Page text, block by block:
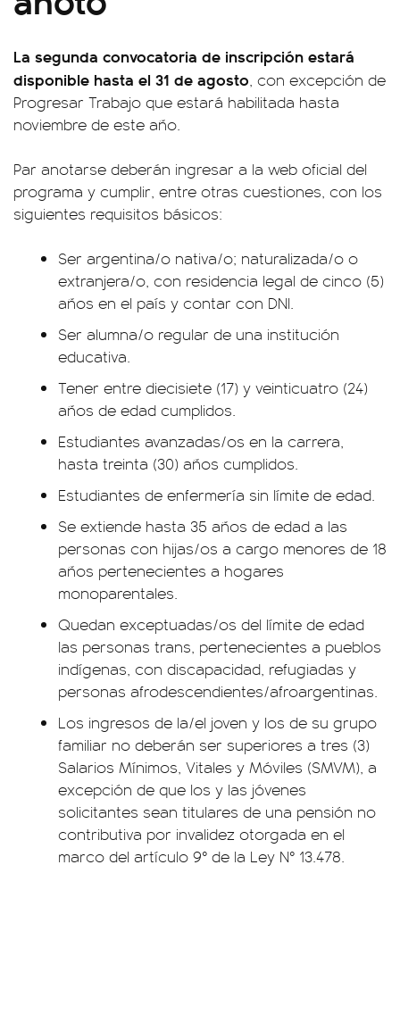
La segunda convocatoria de inscripción estará
disponible hasta el 31 de agosto, con excepción de
Progresar Trabajo que estará habilitada hasta
noviembre de este año.
Par anotarse deberán ingresar a la web oficial del
programa y cumplir, entre otras cuestiones, con los
siguientes requisitos básicos:
Ser argentina/o nativa/o; naturalizada/o o
extranjera/o, con residencia legal de cinco (5)
años en el país y contar con DNI.
Ser alumna/o regular de una institución
educativa.
Tener entre diecisiete (17) y veinticuatro (24)
años de edad cumplidos.
Estudiantes avanzadas/os en la carrera,
hasta treinta (30) años cumplidos.
Estudiantes de enfermería sin límite de edad.
Se extiende hasta 35 años de edad a las
personas con hijas/os a cargo menores de 18
años pertenecientes a hogares
monoparentales.
Quedan exceptuadas/os del límite de edad
las personas trans, pertenecientes a pueblos
indígenas, con discapacidad, refugiadas y
personas afrodescendientes/afroargentinas.
Los ingresos de la/el joven y los de su grupo
familiar no deberán ser superiores a tres (3)
Salarios Mínimos, Vitales y Móviles (SMVM), a
excepción de que los y las jóvenes
solicitantes sean titulares de una pensión no
contributiva por invalidez otorgada en el
marco del artículo 9° de la Ley N° 13.478.